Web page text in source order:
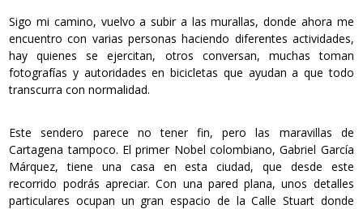
Sigo mi camino, vuelvo a subir a las murallas, donde ahora me
encuentro con varias personas haciendo diferentes actividades,
hay quienes se ejercitan, otros conversan, muchas toman
fotografías y autoridades en bicicletas que ayudan a que todo
transcurra con normalidad.
Este sendero parece no tener fin, pero las maravillas de
Cartagena tampoco. El primer Nobel colombiano, Gabriel García
Márquez, tiene una casa en esta ciudad, que desde este
recorrido podrás apreciar. Con una pared plana, unos detalles
particulares ocupan un gran espacio de la Calle Stuart donde